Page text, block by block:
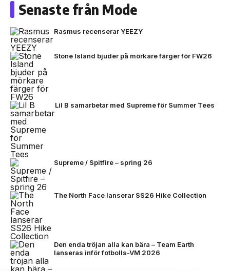
Senaste från Mode
Rasmus recenserar YEEZY
Stone Island bjuder på mörkare färger för FW26
Lil B samarbetar med Supreme för Summer Tees
Supreme / Spitfire – spring 26
The North Face lanserar SS26 Hike Collection
Den enda tröjan alla kan bära – Team Earth
lanseras inför fotbolls-VM 2026